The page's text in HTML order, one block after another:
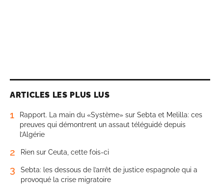
ARTICLES LES PLUS LUS
1
Rapport. La main du «Système» sur Sebta et Melilla: ces
preuves qui démontrent un assaut téléguidé depuis
l’Algérie
2 Rien sur Ceuta, cette fois-ci
3
Sebta: les dessous de l’arrêt de justice espagnole qui a
provoqué la crise migratoire